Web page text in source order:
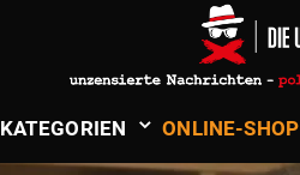
KATE­GORIEN ONLINE-SHOP
KEIR STARMER